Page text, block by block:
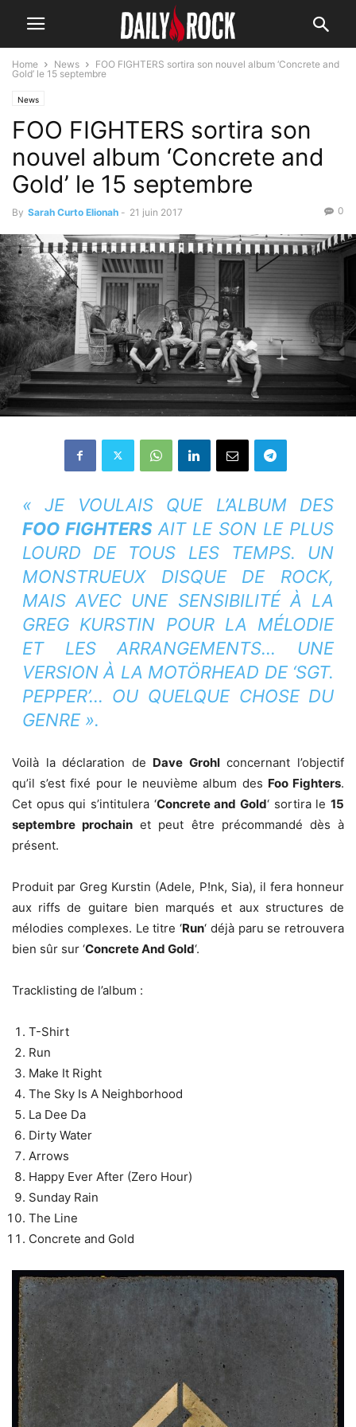
Home News
FOO FIGHTERS sortira son nouvel album ‘Concrete and
Gold’ le 15 septembre
News
FOO FIGHTERS sortira son
nouvel album ‘Concrete and
Gold’ le 15 septembre
By Sarah Curto Elionah - 21 juin 2017 0
« JE VOULAIS QUE L’ALBUM DES
FOO FIGHTERSAIT LE SON LE PLUS
LOURD DE TOUS LES TEMPS. UN
MONSTRUEUX DISQUE DE ROCK,
MAIS AVEC UNE SENSIBILITÉ À LA
GREG KURSTIN POUR LA MÉLODIE
ET LES ARRANGEMENTS… UNE
VERSION À LA MOTÖRHEAD DE ‘SGT.
PEPPER’… OU QUELQUE CHOSE DU
GENRE ».
Voilà la déclaration de Dave Grohlconcernant l’objectif
qu’il s’est fixé pour le neuvième album des Foo Fighters.
Cet opus qui s’intitulera ‘Concrete and Gold‘ sortira le15
septembre prochain et peut être précommandé dès à
présent.
Produit par Greg Kurstin (Adele, P!nk, Sia), il fera honneur
aux riffs de guitare bien marqués et aux structures de
mélodies complexes. Le titre ‘Run‘ déjà paru se retrouvera
bien sûr sur ‘Concrete And Gold‘.
Tracklisting de l’album :
T-Shirt
Run
Make It Right
The Sky Is A Neighborhood
La Dee Da
Dirty Water
Arrows
Happy Ever After (Zero Hour)
Sunday Rain
The Line
Concrete and Gold